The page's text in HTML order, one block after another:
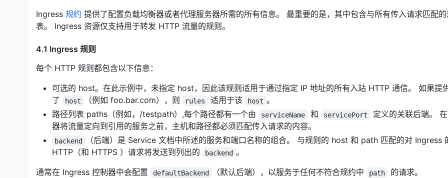
Ingress 规约 提供了配置负载均衡器或者代理服务器所需的所有信息。 最重要的是，其中包含与所有传入请求匹配
表。 Ingress 资源仅支持用于转发 HTTP 流量的规则。
4.1 Ingress 规则
每个 HTTP 规则都包含以下信息：
可选的 host。在此示例中，未指定 host，因此该规则适用于通过指定 IP 地址的所有入站 HTTP 通信。 如果提
了
host （例如 foo.bar.com），则 rules 适用于该 host 。
路径列表 paths（例如，/testpath）,每个路径都有一个由
serviceName 和 servicePort
定义的关联后端。
器将流量定向到引用的服务之前，主机和路径都必须匹配传入请求的内容。
backend
（后端）是 Service 文档中所述的服务和端口名称的组合。 与规则的 host 和 path 匹配的对 Ingress
HTTP（和 HTTPS ）请求将发送到列出的
backend 。
通常在 Ingress 控制器中会配置
defaultBackend （默认后端），以服务于任何不符合规约中 path 的请求。